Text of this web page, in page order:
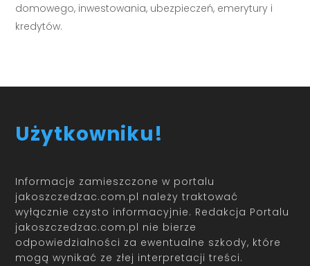
domowego, inwestowania, ubezpieczeń, emerytury i
kredytów.
Użytkowniku!
Informacje zamieszczone w portalu
jakoszczedzac.com.pl należy traktować
wyłącznie czysto informacyjnie. Redakcja Portalu
jakoszczedzac.com.pl nie bierze
odpowiedzialności za ewentualne szkody, które
mogą wynikać ze złej interpretacji treści.